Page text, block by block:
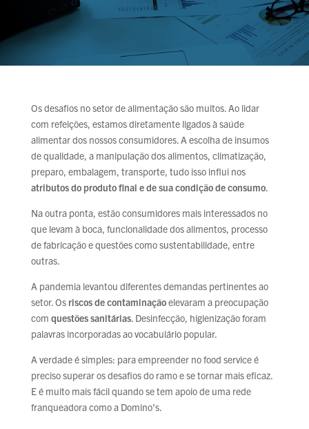
Os desafios no setor de alimentação são muitos. Ao lidar
com refeições, estamos diretamente ligados à saúde
alimentar dos nossos consumidores. A escolha de insumos
de qualidade, a manipulação dos alimentos, climatização,
preparo, embalagem, transporte, tudo isso influi nos
atributos do produto final e de sua condição de consumo.
Na outra ponta, estão consumidores mais interessados no
que levam à boca, funcionalidade dos alimentos, processo
de fabricação e questões como sustentabilidade, entre
outras.
A pandemia levantou diferentes demandas pertinentes ao
setor. Os riscos de contaminaçãoelevaram a preocupação
com questões sanitárias. Desinfecção, higienização foram
palavras incorporadas ao vocabulário popular.
A verdade é simples: para empreender no food service é
preciso superar os desafios do ramo e se tornar mais eficaz.
E é muito mais fácil quando se tem apoio de uma rede
franqueadora como a Domino’s.